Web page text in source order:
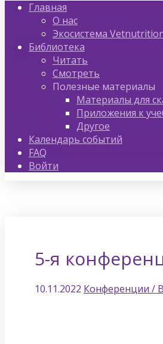
Главная
О нас
Экосистема
Библиотека
Читать
Смотреть
Полезные материалы
Материалы для
Приложения к
Другое
Календарь событий
FAQ
Войти
5-я
10.11.2022 Конференции /